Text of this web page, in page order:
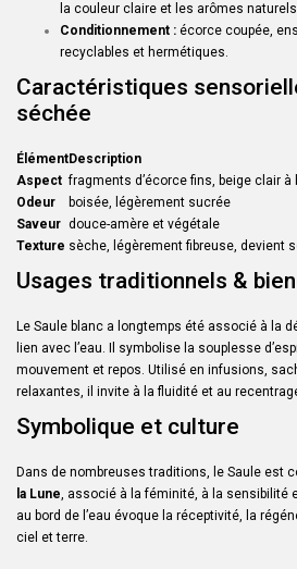
la couleur claire et les arômes
Conditionnement : écorce coupée,
recyclables et hermétiques.
Caractéristiques
séchée
ÉlémentDescription
Aspect fragments d’écorce fins, beige clair à
Odeur
boisée, légèrement sucrée
Saveur douce-amère et végétale
Texture sèche, légèrement fibreuse, devient
Usages traditionnels &
Le Saule blanc a longtemps été associé à la
lien avec l’eau. Il symbolise la souplesse
mouvement et repos. Utilisé en infusions,
relaxantes, il invite à la fluidité et au
Symbolique et culture
Dans de nombreuses traditions, le Saule est
la Lune, associé à la féminité, à la sensibilité
au bord de l’eau évoque la réceptivité, la
ciel et terre.